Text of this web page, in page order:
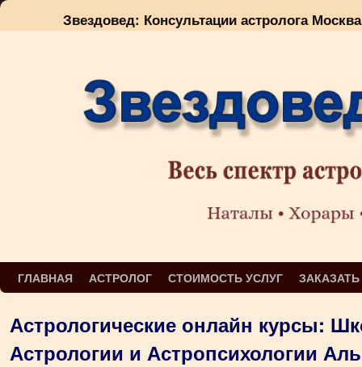
Звездовед: Консультации астролога
ГЛАВНАЯ АСТРОЛОГ СТОИМОСТЬ УСЛУГ
Астрологические онлайн курсы:
Астрологии и Астропсихологии